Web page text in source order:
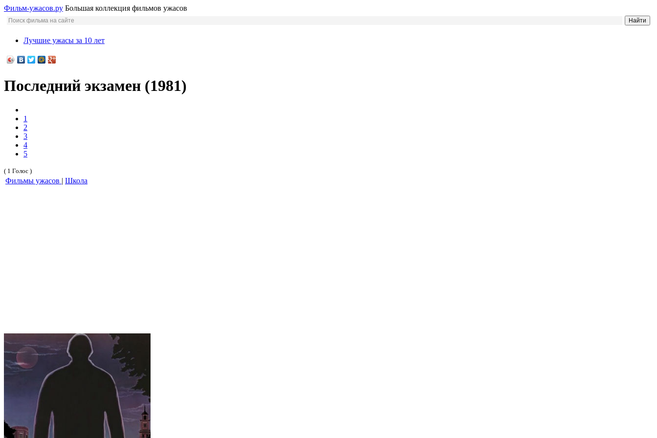
Фильм-ужасов.ру Большая коллекция фильмов ужасов
Лучшие ужасы за 10 лет
Последний экзамен (1981)
1
2
3
4
5
( 1 Голос )
Фильмы ужасов | Школа